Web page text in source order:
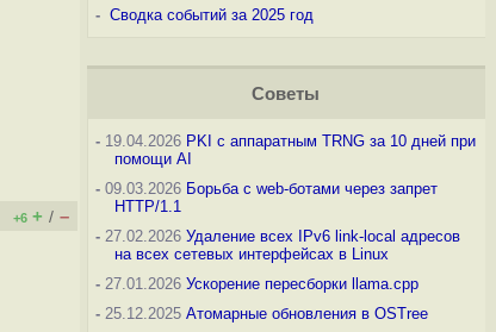
+6 + / –
- Сводка событий за 2025 год
Советы
-19.04.2026 PKI с аппаратным TRNG за 10 дней при
помощи AI
-09.03.2026 Борьба с web-ботами через запрет
HTTP/1.1
-27.02.2026 Удаление всех IPv6 link-local адресов
на всех сетевых интерфейсах в Linux
-27.01.2026 Ускорение пересборки llama.cpp
-25.12.2025 Атомарные обновления в OSTree